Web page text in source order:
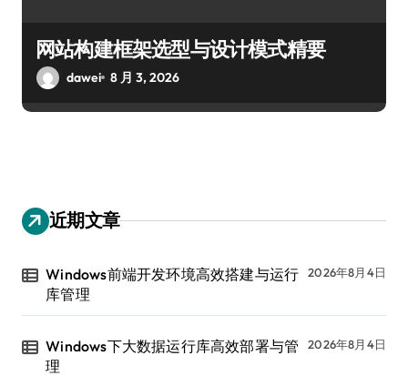
网站构建框架选型与设计模式精要
dawei 8 月 3, 2026
近期文章
Windows前端开发环境高效搭建与运行
库管理
2026年8月4日
Windows下大数据运行库高效部署与管
理
2026年8月4日